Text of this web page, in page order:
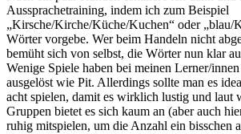
Aussprachetraining, indem ich zum Beispiel
„Kirsche/Kirche/Küche/Kuchen“ oder „blau/
Wörter vorgebe. Wer beim Handeln nicht
bemüht sich von selbst, die Wörter nun klar
Wenige Spiele haben bei meinen Lerner/
ausgelöst wie Pit. Allerdings sollte man es
acht spielen, damit es wirklich lustig und laut
Gruppen bietet es sich kaum an (aber auch
ruhig mitspielen, um die Anzahl ein bisschen